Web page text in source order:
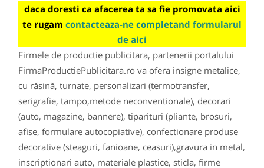
daca doresti ca afacerea ta sa fie promovata aici
te rugam contacteaza-ne completand formularul
de aici
Firmele de productie publicitara, partenerii portalului
FirmaProductiePublicitara.ro va ofera insigne metalice,
cu răsină, turnate, personalizari (termotransfer,
serigrafie, tampo,metode neconventionale), decorari
(auto, magazine, bannere), tiparituri (pliante, brosuri,
afise, formulare autocopiative), confectionare produse
decorative (steaguri, fanioane, ceasuri),gravura in metal,
inscriptionari auto, materiale plastice, sticla, firme